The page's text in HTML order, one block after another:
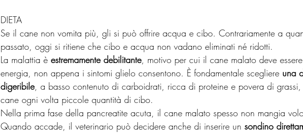
DIETA
Se il cane non vomita più, gli si può offrire acqua e cibo. Contrariamente a
passato, oggi si ritiene che cibo e acqua non vadano eliminati né ridotti.
La malattia è estremamente debilitante, motivo per cui il cane malato deve
energia, non appena i sintomi glielo consentono. È fondamentale scegliere una
digeribile, a basso contenuto di carboidrati, ricca di proteine ​​e povera di
cane ogni volta piccole quantità di cibo.
Nella prima fase della pancreatite acuta, il cane malato spesso non mangia
Quando accade, il veterinario può decidere anche di inserire un sondino